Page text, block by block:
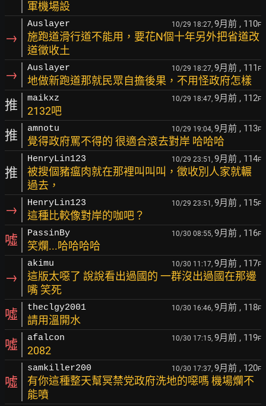
軍機場設
→
Auslayer 10/29 18:27, 9月前 , 110F
施跑道滑行道不能用，要花N個十年另外把省道改
道徵收土
→ Auslayer 10/29 18:27, 9月前 , 111 F
地做新跑道那就民眾自擔後果，不用怪政府怎樣
推 maikxz 10/29 18:47, 9月前 , 112F
2132吧
推 amnotu 10/29 19:04, 9月前 , 113F
覺得政府罵不得的 很適合滾去對岸 哈哈哈
推
HenryLin123 10/29 23:51, 9月前 , 114F
被搜個豬瘟肉就在那裡叫叫叫，徵收別人家就輾
過去，
→ HenryLin123 10/29 23:51, 9月前 , 115F
這種比較像對岸的咖吧？
噓 PassinBy 10/30 08:55, 9月前 , 116F
笑爛...哈哈哈哈
→
akimu 10/30 11:17, 9月前 , 117F
這版太噁了 說說看出過國的 一群沒出過國在那邊
嘴 笑死
噓 theclgy2001 10/30 16:46, 9月前 , 118F
請用溫開水
噓 afalcon 10/30 17:15, 9月前 , 119F
2082
噓
samkiller200 10/30 17:37, 9月前 , 120F
有你這種整天幫冥禁党政府洗地的噁嗎 機場爛不
能噴